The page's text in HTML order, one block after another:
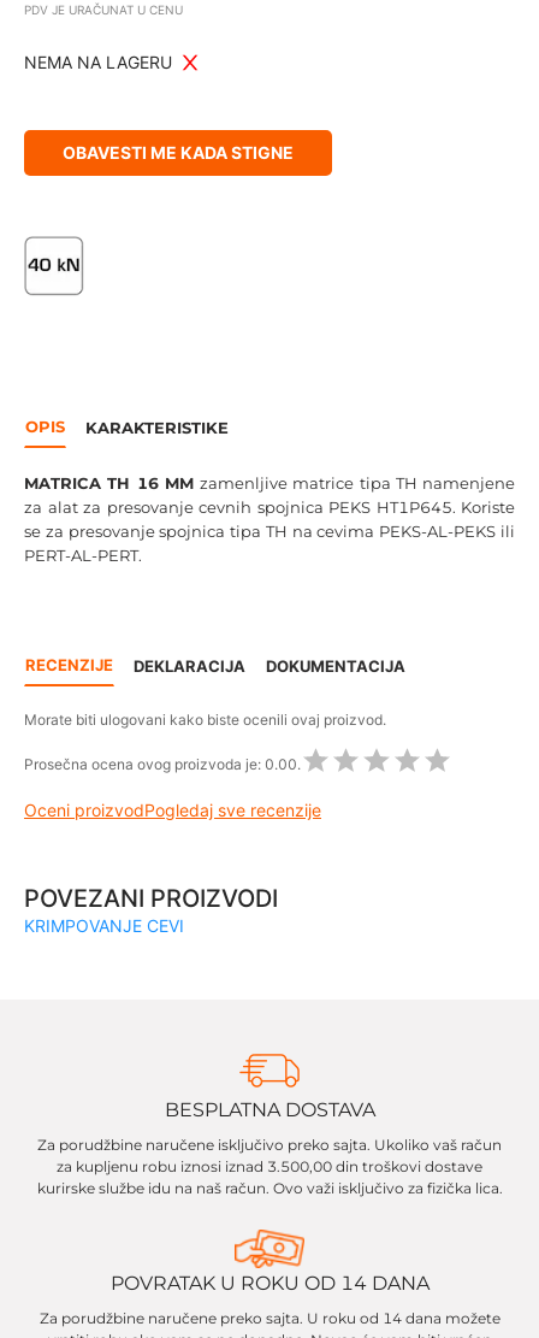
PDV JE URAČUNAT U CENU
NEMA NA LAGERU
OBAVESTI ME KADA STIGNE
OPIS KARAKTERISTIKE
MATRICA TH 16 MM zamenljive matrice tipa TH namenjene
za alat za presovanje cevnih spojnica PEKS HT1P645. Koriste
se za presovanje spojnica tipa TH na cevima PEKS-AL-PEKS ili
PERT-AL-PERT.
RECENZIJE DEKLARACIJA DOKUMENTACIJA
Morate biti ulogovani kako biste ocenili ovaj proizvod.
Prosečna ocena ovog proizvoda je: 0.00.
Oceni proizvodPogledaj sve recenzije
POVEZANI PROIZVODI
KRIMPOVANJE CEVI
BESPLATNA DOSTAVA
Za porudžbine naručene isključivo preko sajta. Ukoliko vaš račun
za kupljenu robu iznosi iznad 3.500,00 din troškovi dostave
kurirske službe idu na naš račun. Ovo važi isključivo za fizička lica.
POVRATAK U ROKU OD 14 DANA
Za porudžbine naručene preko sajta. U roku od 14 dana možete